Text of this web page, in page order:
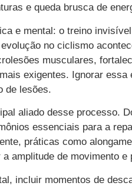
e queda brusca de
e mental: o treino invisível
no ciclismo
musculares,
exigentes. Ignorar essa
de lesões.
aliado desse processo.
essenciais para a
práticas como
a amplitude de movimento e
incluir momentos de